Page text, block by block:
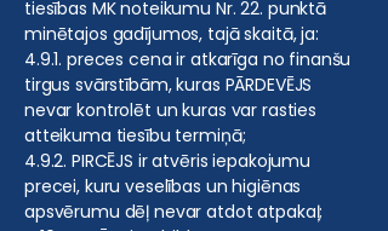
tiesības MK noteikumu Nr. 22. punktā
minētajos gadījumos, tajā skaitā, ja:
4.9.1. preces cena ir atkarīga no finanšu
tirgus svārstībām, kuras PĀRDEVĒJS
nevar kontrolēt un kuras var rasties
atteikuma tiesību termiņā;
4.9.2. PIRCĒJS ir atvēris iepakojumu
precei, kuru veselības un higiēnas
apsvērumu dēļ nevar atdot atpakaļ;